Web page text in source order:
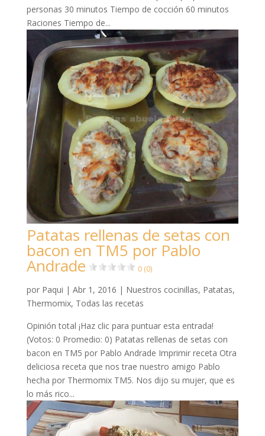
personas 30 minutos Tiempo de cocción 60 minutos
Raciones Tiempo de...
Patatas rellenas de setas con
bacon en TM5 por Pablo
Andrade 0 (0)
por Paqui | Abr 1, 2016 | Nuestros cocinillas, Patatas,
Thermomix, Todas las recetas
Opinión total ¡Haz clic para puntuar esta entrada!
(Votos: 0 Promedio: 0) Patatas rellenas de setas con
bacon en TM5 por Pablo Andrade Imprimir receta Otra
deliciosa receta que nos trae nuestro amigo Pablo
hecha por Thermomix TM5. Nos dijo su mujer, que es
lo más rico...